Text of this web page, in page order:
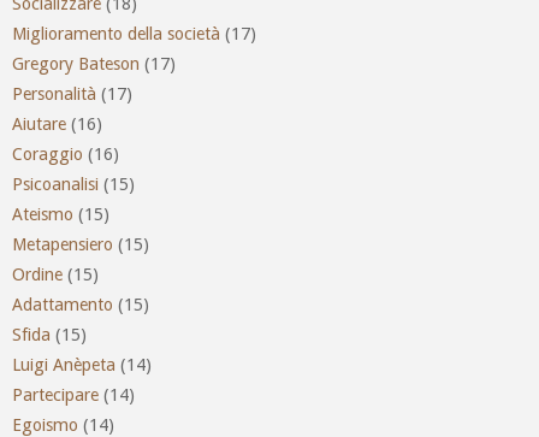
Socializzare (18)
Miglioramento della società (17)
Gregory Bateson (17)
Personalità (17)
Aiutare (16)
Coraggio (16)
Psicoanalisi (15)
Ateismo (15)
Metapensiero (15)
Ordine (15)
Adattamento (15)
Sfida (15)
Luigi Anèpeta (14)
Partecipare (14)
Egoismo (14)